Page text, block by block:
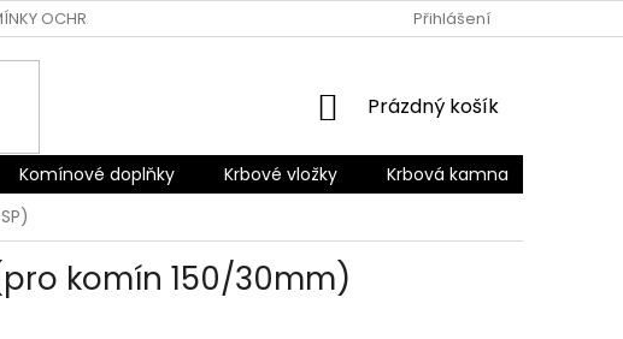
OCHRANY OSOBNÍCH ÚDAJŮ Přihlášení
NÁKUPNÍ
Prázdný košík
Komínové doplňky Krbové vložky Krbová kamna
komín 150/30mm)